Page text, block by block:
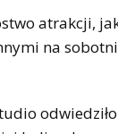
atrakcji,
na